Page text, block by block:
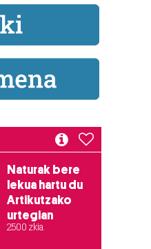
Naturak bere
lekua hartu du
Artikutzako
urtegian
2.500 zkia.